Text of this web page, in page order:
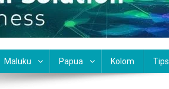
Maluku Papua Kolom Tips